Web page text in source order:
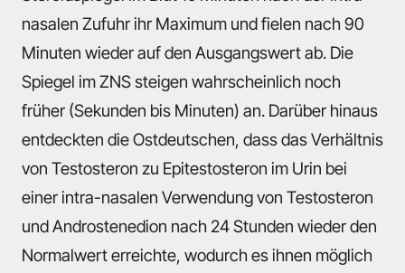
nasalen Zufuhr ihr Maximum und fielen nach 90
Minuten wieder auf den Ausgangswert ab. Die
Spiegel im ZNS steigen wahrscheinlich noch
früher (Sekunden bis Minuten) an. Darüber hinaus
entdeckten die Ostdeutschen, dass das Verhältnis
von Testosteron zu Epitestosteron im Urin bei
einer intra-nasalen Verwendung von Testosteron
und Androstenedion nach 24 Stunden wieder den
Normalwert erreichte, wodurch es ihnen möglich